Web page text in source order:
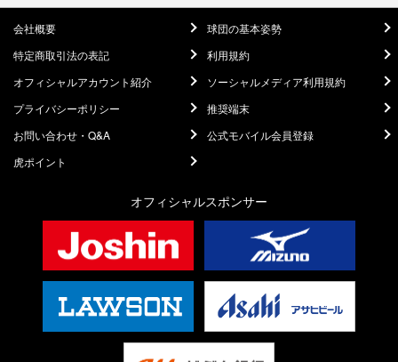
会社概要
球団の基本姿勢
特定商取引法の表記
利用規約
オフィシャルアカウント紹介
ソーシャルメディア利用規約
プライバシーポリシー
推奨端末
お問い合わせ・Q&A
公式モバイル会員登録
虎ポイント
オフィシャルスポンサー